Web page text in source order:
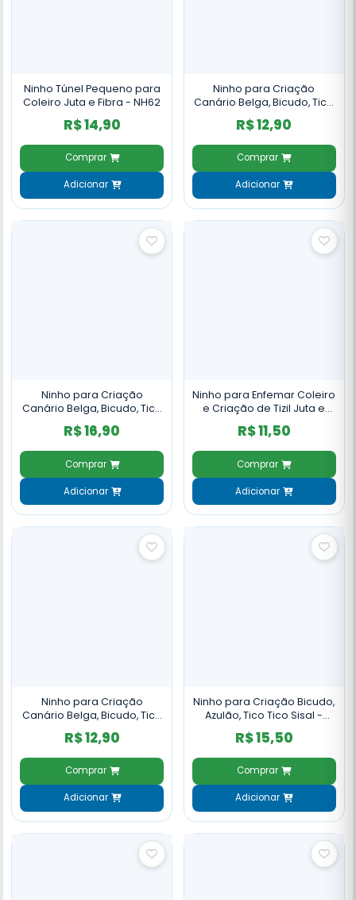
Ninho Túnel Pequeno para
Coleiro Juta e Fibra - NH62
R$ 14,90
Comprar
Adicionar
Ninho para Criação
Canário Belga, Bicudo, Tico
Tico Luxo Sisal - NH55
R$ 12,90
Comprar
Adicionar
Ninho para Criação
Canário Belga, Bicudo, Tico
Tico Luxo Bucha - NH53
R$ 16,90
Comprar
Adicionar
Ninho para Enfemar Coleiro
e Criação de Tizil Juta e
Bucha - NH42
R$ 11,50
Comprar
Adicionar
Ninho para Criação
Canário Belga, Bicudo, Tico
Tico Juta e Sisal - NH33
R$ 12,90
Comprar
Adicionar
Ninho para Criação Bicudo,
Azulão, Tico Tico Sisal -
R$ 15,50
Comprar
Adicionar